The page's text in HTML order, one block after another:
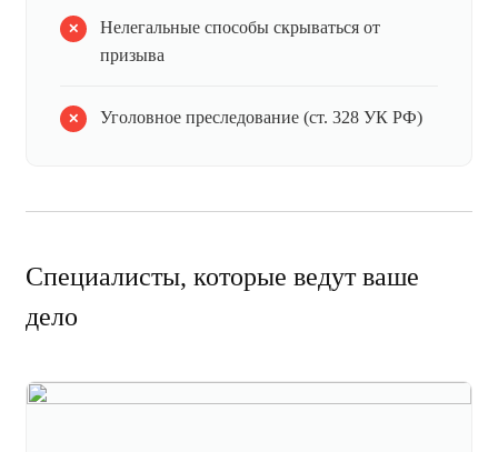
Нелегальные способы скрываться от
призыва
Уголовное преследование (ст. 328 УК РФ)
Специалисты, которые ведут ваше
дело